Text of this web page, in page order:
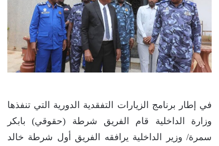
في إطار برنامج الزيارات التفقدية الدورية التي تنفذها
وزارة الداخلية قام الفريق شرطة (حقوقي) بابكر
سمرة/ وزير الداخلية يرافقه الفريق أول شرطة خالد